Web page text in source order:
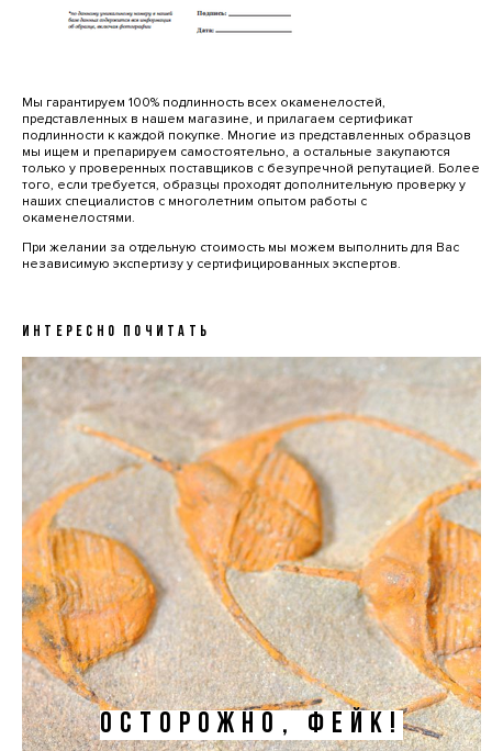
Мы гарантируем 100% подлинность всех окаменелостей,
представленных в нашем магазине, и прилагаем сертификат
подлинности к каждой покупке. Многие из представленных образцов
мы ищем и препарируем самостоятельно, а остальные закупаются
только у проверенных поставщиков с безупречной репутацией. Более
того, если требуется, образцы проходят дополнительную проверку у
наших специалистов с многолетним опытом работы с
окаменелостями.
При желании за отдельную стоимость мы можем выполнить для Вас
независимую экспертизу у сертифицированных экспертов.
ИНТЕРЕСНО ПОЧИТАТЬ
ОСТОРОЖНО, ФЕЙК!